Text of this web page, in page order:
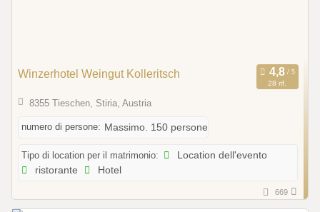
Winzerhotel Weingut Kolleritsch
28 rif.
8355 Tieschen, Stiria, Austria
numero di persone: Massimo. 150 persone
Tipo di location per il matrimonio:
Location dell'evento
ristorante
Hotel
669